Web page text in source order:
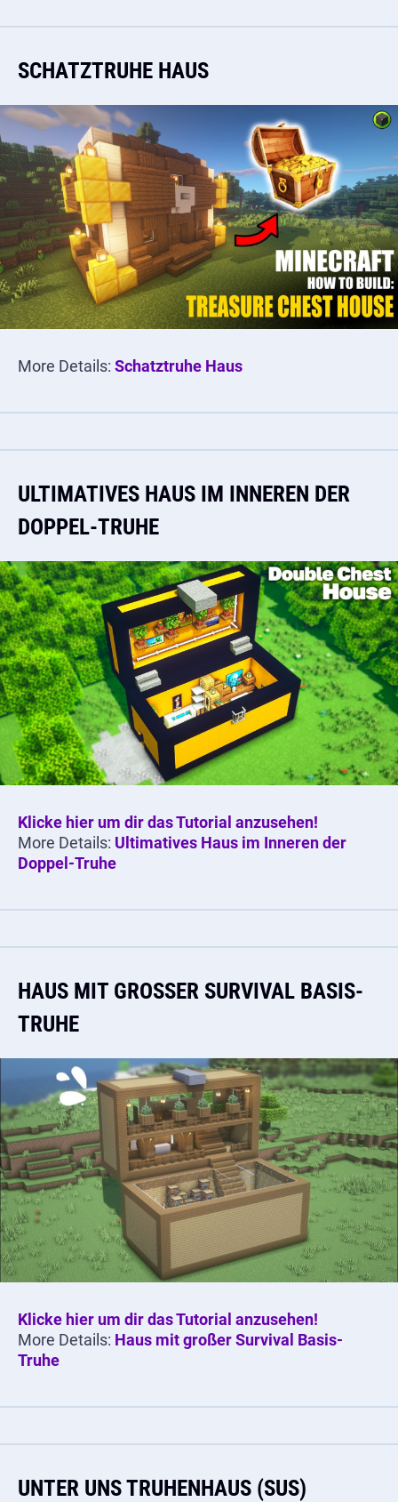
SCHATZTRUHE HAUS
More Details: Schatztruhe Haus
ULTIMATIVES HAUS IM INNEREN DER
DOPPEL-TRUHE
Klicke hier um dir das Tutorial anzusehen!
More Details: Ultimatives Haus im Inneren der
Doppel-Truhe
HAUS MIT GROSSER SURVIVAL BASIS-T
RUHE
Klicke hier um dir das Tutorial anzusehen!
More Details: Haus mit großer Survival Basis-
Truhe
UNTER UNS TRUHENHAUS (SUS)